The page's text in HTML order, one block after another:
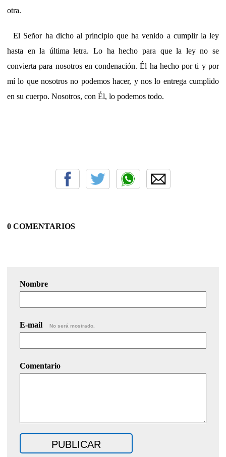
otra.
El Señor ha dicho al principio que ha venido a cumplir la ley
hasta en la última letra. Lo ha hecho para que la ley no se
convierta para nosotros en condenación. Él ha hecho por ti y por
mí lo que nosotros no podemos hacer, y nos lo entrega cumplido
en su cuerpo. Nosotros, con Él, lo podemos todo.
0 COMENTARIOS
Nombre
E-mail No será mostrado.
Comentario